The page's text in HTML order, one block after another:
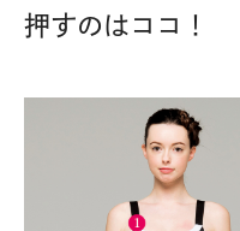
押すのはココ！